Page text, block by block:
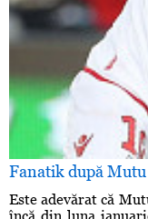
Fanatik după Mutu
Este adevărat că